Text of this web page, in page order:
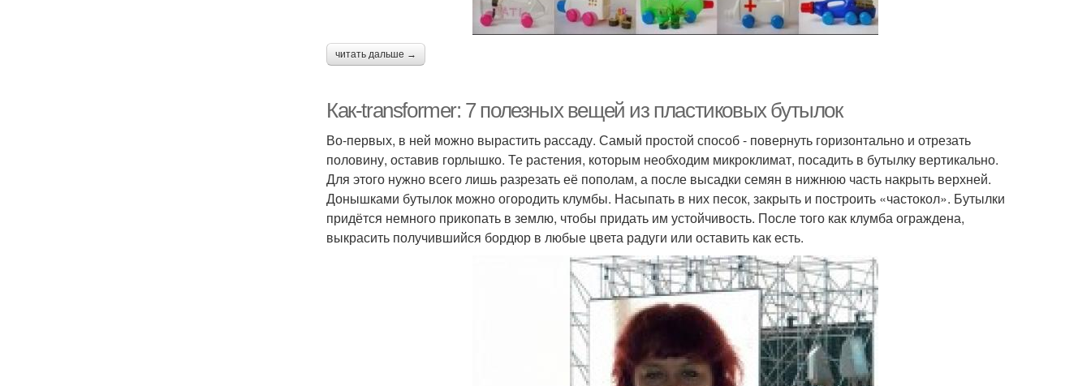
читать дальше →
Как-transformer: 7 полезных вещей из пластиковых бутылок
Во-первых, в ней можно вырастить рассаду. Самый простой способ - повернуть горизонтально и отрезать
половину, оставив горлышко. Те растения, которым необходим микроклимат, посадить в бутылку вертикально.
Для этого нужно всего лишь разрезать её пополам, а после высадки семян в нижнюю часть накрыть верхней.
Донышками бутылок можно огородить клумбы. Насыпать в них песок, закрыть и построить «частокол». Бутылки
придётся немного прикопать в землю, чтобы придать им устойчивость. После того как клумба ограждена,
выкрасить получившийся бордюр в любые цвета радуги или оставить как есть.